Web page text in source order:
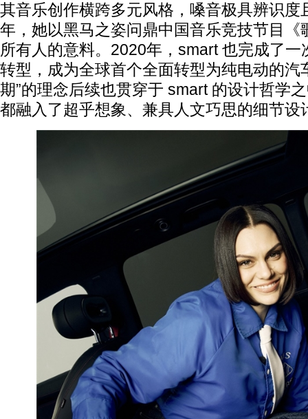
其音乐创作横跨多元风格，嗓音极具辨识度
年，她以黑马之姿问鼎中国音乐竞技节目《
所有人的意料。2020年，smart 也完成了一
转型，成为全球首个全面转型为纯电动的汽
期”的理念后续也贯穿于 smart 的设计哲学
都融入了超乎想象、兼具人文巧思的细节设